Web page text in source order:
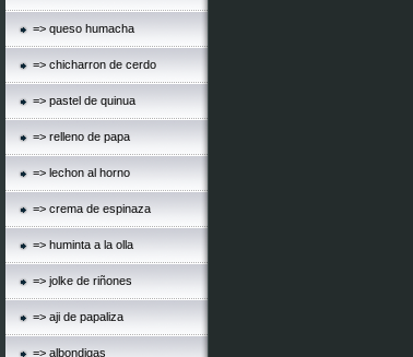
=> queso humacha
=> chicharron de cerdo
=> pastel de quinua
=> relleno de papa
=> lechon al horno
=> crema de espinaza
=> huminta a la olla
=> jolke de riñones
=> aji de papaliza
=> albondigas